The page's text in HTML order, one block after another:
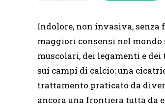
Indolore, non invasiva,
maggiori consensi nel mondo
muscolari, dei legamenti e
sui campi di calcio: una
trattamento praticato da
ancora una frontiera tutta da